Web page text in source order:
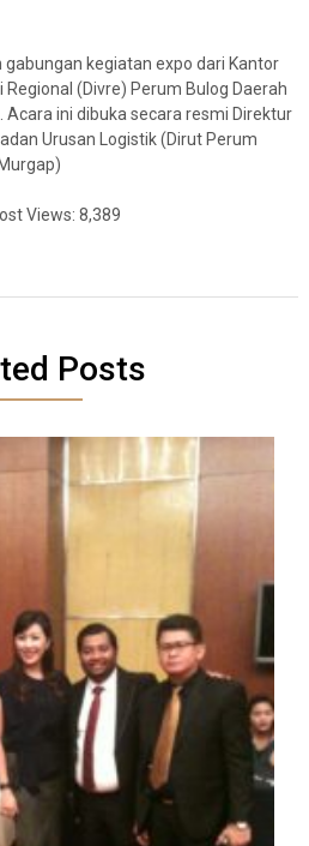
kegiatan expo dari Kantor
(Divre) Perum Bulog Daerah
Acara ini dibuka secara resmi Direktur
Urusan Logistik (Dirut Perum
Views: 8,389
Posts